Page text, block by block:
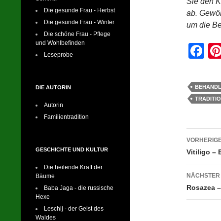
ab.
um die
F
c
e
o
o
k
Vitiligo –
Rosazea
Die gesunde Frau - Herbst
Die gesunde Frau - Winter
Die schöne Frau - Pflege
und Wohlbefinden
Leseprobe
DIE AUTORIN
Autorin
Familientradition
GESCHICHTE UND KULTUR
Die heilende Kraft der
Bäume
Baba Jaga - die russische
Hexe
Leschij - der Geist des
Waldes